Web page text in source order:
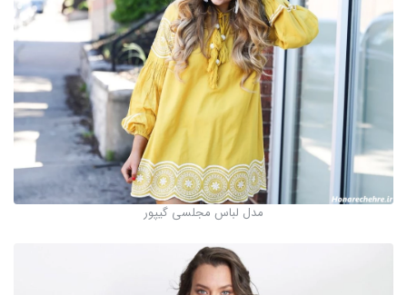
مدل لباس مجلسی گيپور